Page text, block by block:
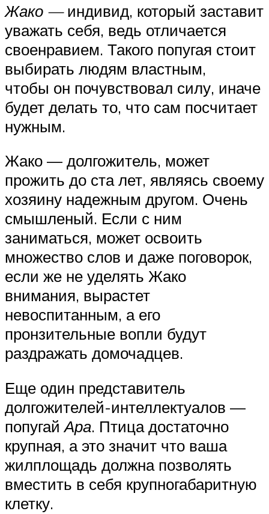
Жако —индивид, который заставит
уважать себя, ведь отличается
своенравием. Такого попугая стоит
выбирать людям властным,
чтобы он почувствовал силу, иначе
будет делать то, что сам посчитает
нужным.
Жако — долгожитель, может
прожить до ста лет, являясь своему
хозяину надежным другом. Очень
смышленый. Если с ним
заниматься, может освоить
множество слов и даже поговорок,
если же не уделять Жако
внимания, вырастет
невоспитанным, а его
пронзительные вопли будут
раздражать домочадцев.
Еще один представитель
долгожителей-интеллектуалов —
попугайАра. Птица достаточно
крупная, а это значит что ваша
жилплощадь должна позволять
вместить в себя крупногабаритную
клетку.